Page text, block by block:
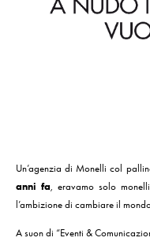
Un’agenzia di Monelli col
anni fa , eravamo solo
l’ambizione di cambiare il
A suon di “Eventi &